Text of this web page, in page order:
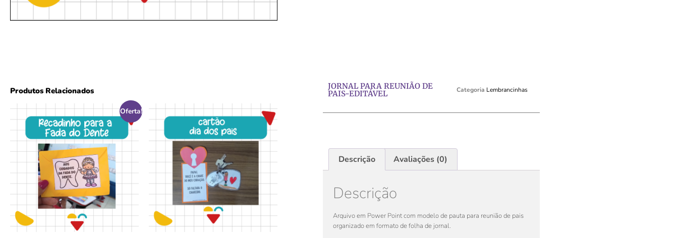
Produtos Relacionados
Oferta!
JORNAL PARA REUNIÃO DE
PAIS-EDITÁVEL Categoria Lembrancinhas
Descrição Avaliações (0)
Descrição
Arquivo em Power Point com modelo de pauta para reunião de pais
organizado em formato de folha de jornal.